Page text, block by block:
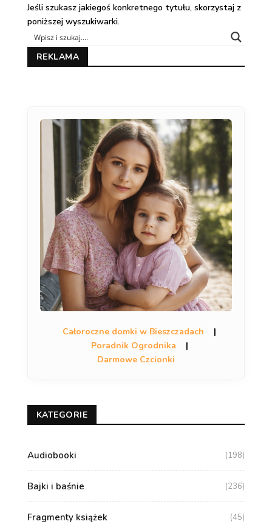
Jeśli szukasz jakiegoś konkretnego tytułu, skorzystaj z
poniższej wyszukiwarki.
REKLAMA
Całoroczne domki w Bieszczadach
|
Poradnik Ogrodnika
|
Darmowe Czcionki
KATEGORIE
Audiobooki (198)
Bajki i baśnie (236)
Fragmenty książek (45)